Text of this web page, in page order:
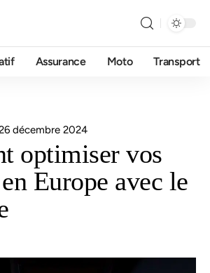
Assurance Moto Transport
décembre 2024
optimiser vos
Europe avec le